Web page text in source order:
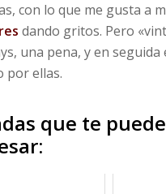
con lo que me gusta a
dando gritos. Pero
una pena, y en seguida
por ellas.
que te